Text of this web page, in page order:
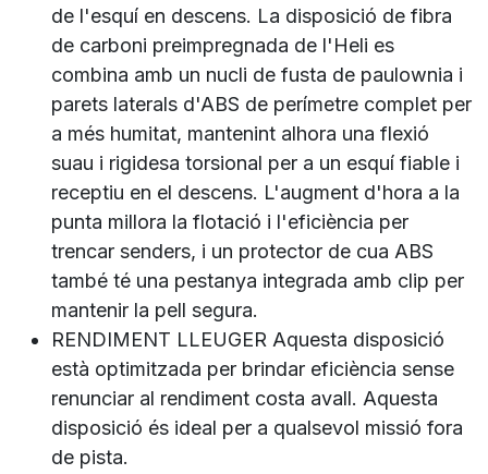
de l'esquí en descens. La disposició de fibra
de carboni preimpregnada de l'Heli es
combina amb un nucli de fusta de paulownia i
parets laterals d'ABS de perímetre complet per
a més humitat, mantenint alhora una flexió
suau i rigidesa torsional per a un esquí fiable i
receptiu en el descens. L'augment d'hora a la
punta millora la flotació i l'eficiència per
trencar senders, i un protector de cua ABS
també té una pestanya integrada amb clip per
mantenir la pell segura.
RENDIMENT LLEUGER Aquesta disposició
està optimitzada per brindar eficiència sense
renunciar al rendiment costa avall. Aquesta
disposició és ideal per a qualsevol missió fora
de pista.